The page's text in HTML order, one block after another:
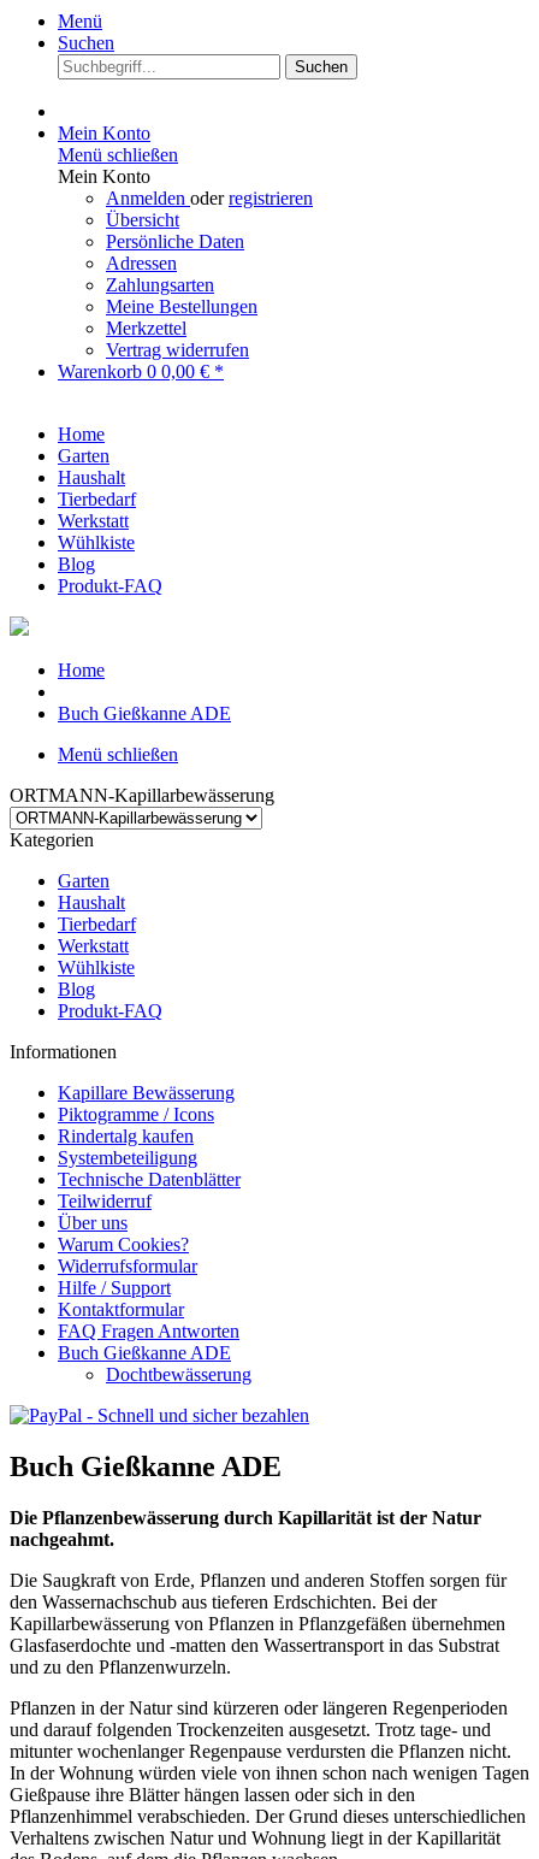
Menü
Suchen
Suchen
Mein Konto
Menü schließen
Mein Konto
Anmelden oderregistrieren
Übersicht
Persönliche Daten
Adressen
Zahlungsarten
Meine Bestellungen
Merkzettel
Vertrag widerrufen
Warenkorb 0 0,00 € *
Home
Garten
Haushalt
Tierbedarf
Werkstatt
Wühlkiste
Blog
Produkt-FAQ
Home
Buch Gießkanne ADE
Menü schließen
ORTMANN-Kapillarbewässerung
Kategorien
Garten
Haushalt
Tierbedarf
Werkstatt
Wühlkiste
Blog
Produkt-FAQ
Informationen
Kapillare Bewässerung
Piktogramme / Icons
Rindertalg kaufen
Systembeteiligung
Technische Datenblätter
Teilwiderruf
Über uns
Warum Cookies?
Widerrufsformular
Hilfe / Support
Kontaktformular
FAQ Fragen Antworten
Buch Gießkanne ADE
Dochtbewässerung
Buch Gießkanne ADE
Die Pflanzenbewässerung durch Kapillarität ist der Natur
nachgeahmt.
Die Saugkraft von Erde, Pflanzen und anderen Stoffen sorgen für
den Wassernachschub aus tieferen Erdschichten. Bei der
Kapillarbewässerung von Pflanzen in Pflanzgefäßen übernehmen
Glasfaserdochte und -matten den Wassertransport in das Substrat
und zu den Pflanzenwurzeln.
Pflanzen in der Natur sind kürzeren oder längeren Regenperioden
und darauf folgenden Trockenzeiten ausgesetzt. Trotz tage- und
mitunter wochenlanger Regenpause verdursten die Pflanzen nicht.
In der Wohnung würden viele von ihnen schon nach wenigen Tagen
Gießpause ihre Blätter hängen lassen oder sich in den
Pflanzenhimmel verabschieden. Der Grund dieses unterschiedlichen
Verhaltens zwischen Natur und Wohnung liegt in der Kapillarität